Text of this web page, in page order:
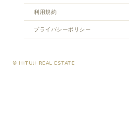
利用規約
プライバシーポリシー
© HITUJI REAL ESTATE